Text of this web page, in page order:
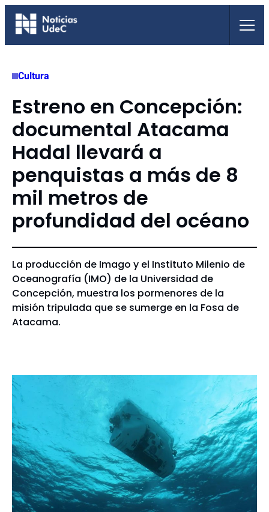
Saltar
Cultura
Estreno en Concepción:
documental Atacama
Hadal llevará a
penquistas a más de 8
mil metros de
profundidad del océano
La producción de Imago y el Instituto Milenio de
Oceanografía (IMO) de la Universidad de
Concepción, muestra los pormenores de la
misión tripulada que se sumerge en la Fosa de
Atacama.